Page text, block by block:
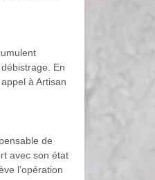
En
à Artisan
de
avec son état
l’opération